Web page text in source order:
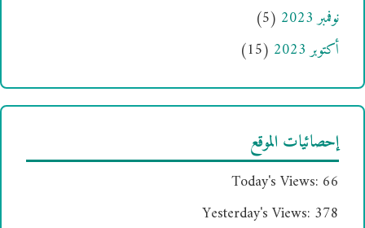
نوفمبر 2023
(5)
أكتوبر 2023
(15)
إحصائيات الموقع
Today's Views: 66
Yesterday's Views: 378